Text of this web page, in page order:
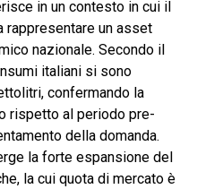
in un contesto in cui il
rappresentare un asset
nazionale. Secondo il
italiani si sono
confermando la
rispetto al periodo pre-
della domanda.
la forte espansione del
la cui quota di mercato è